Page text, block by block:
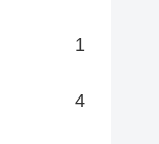
1
4